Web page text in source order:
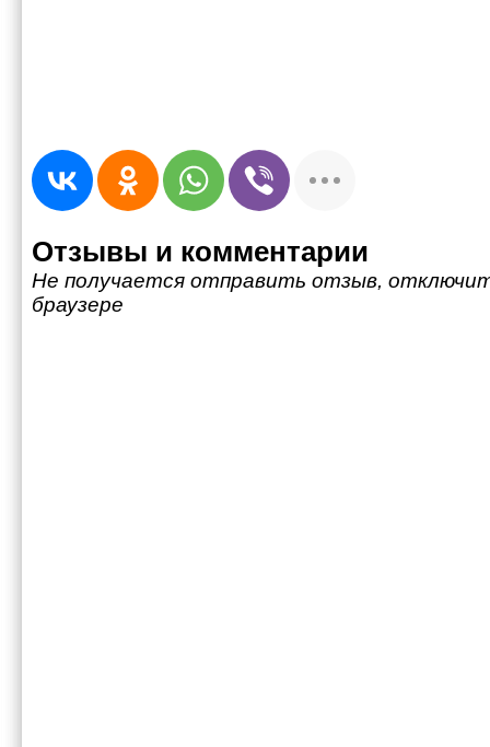
Отзывы и комментарии
Не получается отправить отзыв,
браузере